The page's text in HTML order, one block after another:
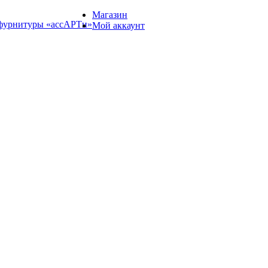
«ассАРТи»
Магазин
Мой аккаунт